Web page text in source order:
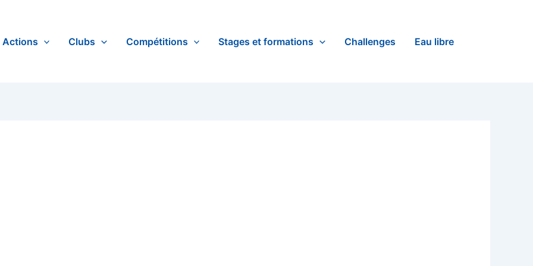
Actions Clubs Compétitions Stages et formations Challenges Eau libre